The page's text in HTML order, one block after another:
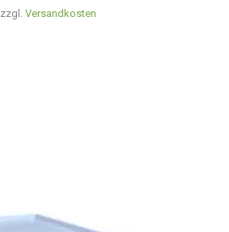
zzgl. Versandkosten